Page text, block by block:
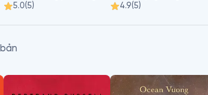
5.0(5)
4.9(5)